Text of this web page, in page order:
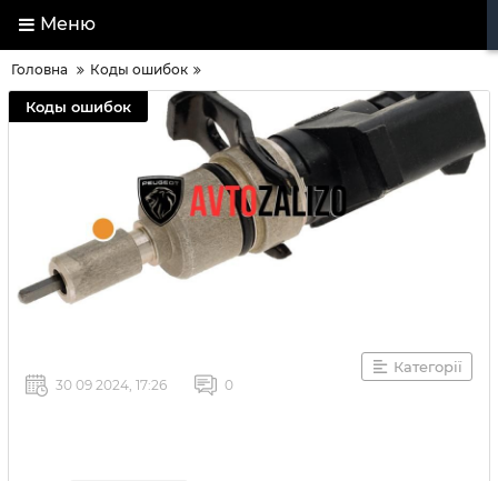
Меню
Головна Коды ошибок
Коды ошибок
Категорії
30 09 2024, 17:26 0